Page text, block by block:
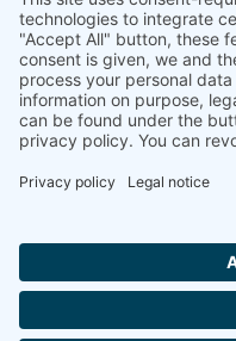
حماية
اتصل GTC